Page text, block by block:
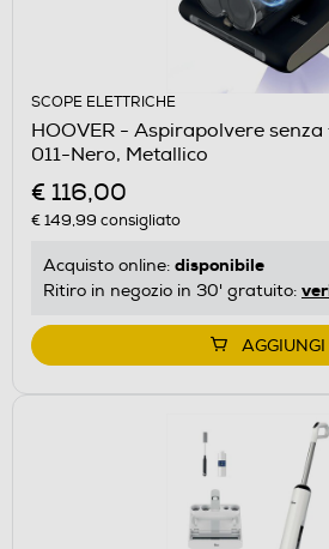
SCOPE ELETTRICHE
HOOVER - Aspirapolvere
011-Nero, Metallico
€ 116,00
€ 149,99 consigliato
Acquisto online: disponibile
Ritiro in negozio in 30' gratuito:
AGGIUNGI